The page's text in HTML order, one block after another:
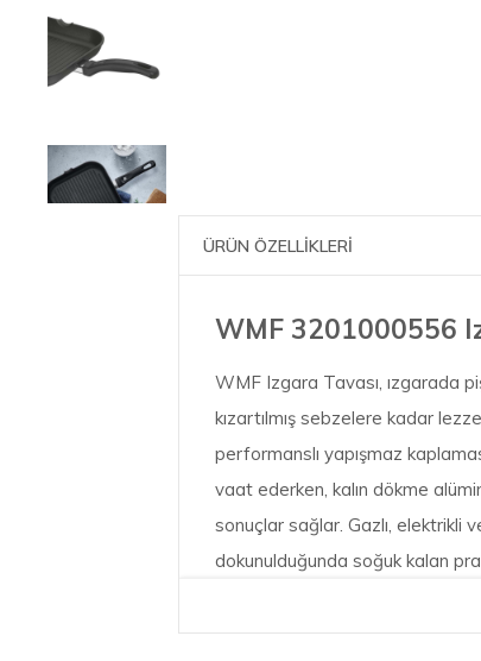
ÜRÜN ÖZELLİKLERİ
WMF 3201000556
WMF Izgara Tavası, ızgarada
kızartılmış sebzelere kadar
performanslı yapışmaz
vaat ederken, kalın dökme
sonuçlar sağlar. Gazlı, elektrikli
dokunulduğunda soğuk kalan